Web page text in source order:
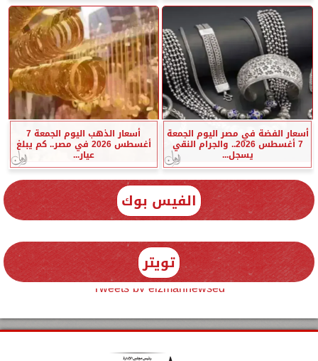
أسعار الفضة في مصر اليوم الجمعة
7 أغسطس 2026.. والجرام النقي
يسجل...
أسعار الذهب اليوم الجمعة 7
أغسطس 2026 في مصر.. كم يبلغ
عيار...
الفيس بوك
تويتر
Tweets by elzmannewseg